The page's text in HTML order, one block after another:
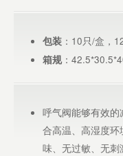
包装 ：10只/盒，
箱规：
呼气阀能够有效
合高温、高湿度
味、无过敏、无刺